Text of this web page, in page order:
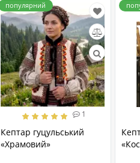
популярний
1
Кептар гуцульський
«Храмовий»